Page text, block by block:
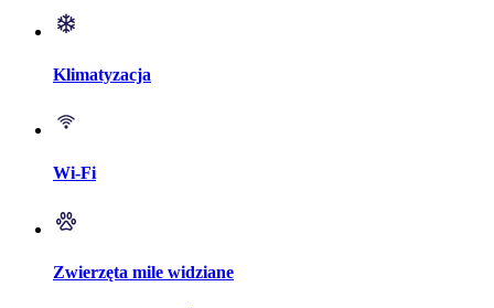
Klimatyzacja
Wi-Fi
Zwierzęta mile widziane